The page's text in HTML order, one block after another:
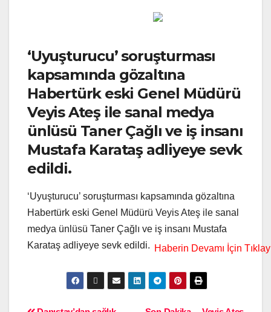
‘Uyuşturucu’ soruşturması
kapsamında gözaltına
Habertürk eski Genel Müdürü
Veyis Ateş ile sanal medya
ünlüsü Taner Çağlı ve iş insanı
Mustafa Karataş adliyeye sevk
edildi.
‘Uyuşturucu’ soruşturması kapsamında gözaltına
Habertürk eski Genel Müdürü Veyis Ateş ile sanal
medya ünlüsü Taner Çağlı ve iş insanı Mustafa
Karataş adliyeye sevk edildi.